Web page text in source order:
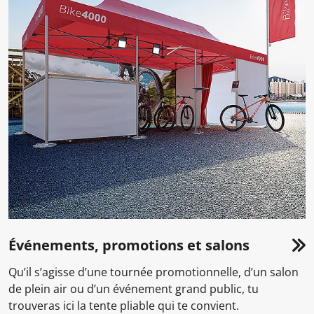
Événements, promotions et salons
Qu’il s’agisse d’une tournée promotionnelle, d’un salon
de plein air ou d’un événement grand public, tu
trouveras ici la tente pliable qui te convient.